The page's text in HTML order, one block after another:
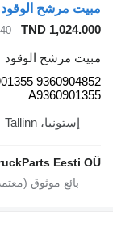
TND
€302.40
مرشح الوقود
إستونيا، Tallinn
TruckParts Eesti